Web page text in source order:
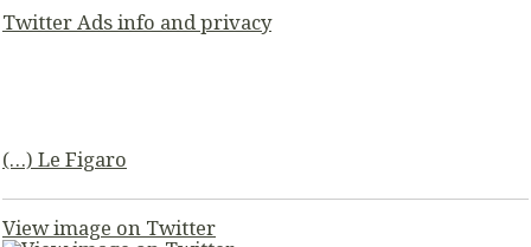
Twitter Ads info and privacy
(…) Le Figaro
View image on Twitter